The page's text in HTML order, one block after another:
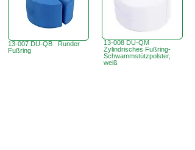
13-007 DU-QB Runder
Fußring
13-008 DU-QM
Zylindrisches Fußring-
Schwammstützpolster,
weiß